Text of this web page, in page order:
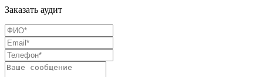
Заказать аудит